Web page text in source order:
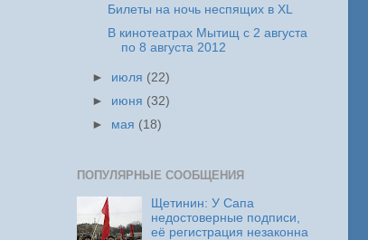
Билеты на ночь неспящих в XL
В кинотеатрах Мытищ с 2 августа
по 8 августа 2012
► июля (22)
► июня (32)
► мая (18)
ПОПУЛЯРНЫЕ СООБЩЕНИЯ
Щетинин: У Сапа
недостоверные подписи,
её регистрация незаконна